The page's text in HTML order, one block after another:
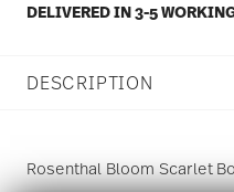
DELIVERED IN 3-5
DESCRIPTION
Rosenthal Bloom Scarlet